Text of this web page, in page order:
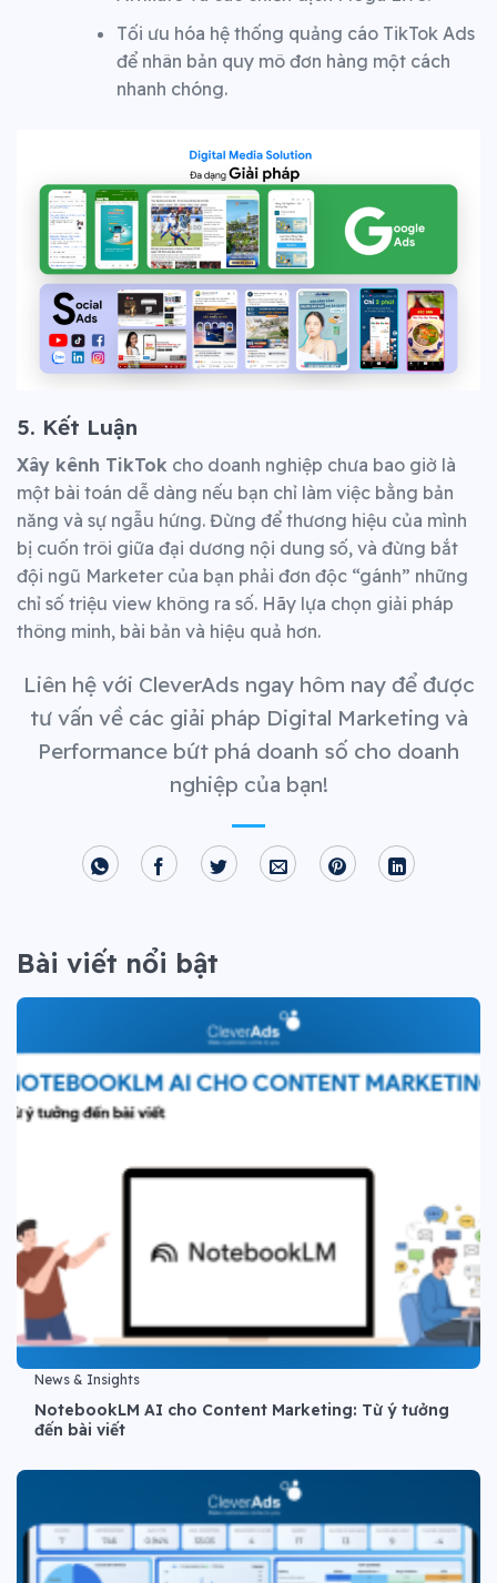
Tối ưu hóa hệ thống quảng cáo TikTok Ads
để nhân bản quy mô đơn hàng một cách
nhanh chóng.
5. Kết Luận
Xây kênh TikTok cho doanh nghiệp chưa bao giờ là
một bài toán dễ dàng nếu bạn chỉ làm việc bằng bản
năng và sự ngẫu hứng. Đừng để thương hiệu của mình
bị cuốn trôi giữa đại dương nội dung số, và đừng bắt
đội ngũ Marketer của bạn phải đơn độc “gánh” những
chỉ số triệu view không ra số. Hãy lựa chọn giải pháp
thông minh, bài bản và hiệu quả hơn.
Liên hệ với CleverAds ngay hôm nay để được
tư vấn về các giải pháp Digital Marketing và
Performance bứt phá doanh số cho doanh
nghiệp của bạn!
Bài viết nổi bật
News & Insights
NotebookLM AI cho Content Marketing: Từ ý tưởng
đến bài viết